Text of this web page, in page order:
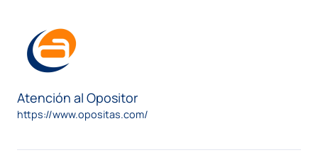
Atención al Opositor
https://www.opositas.com/